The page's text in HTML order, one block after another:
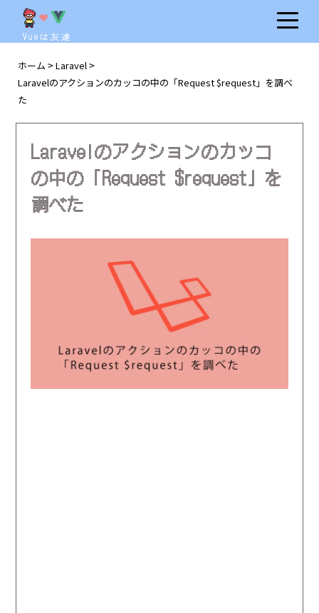
Vueは友達
ホーム > Laravel >
Laravelのアクションのカッコの中の「Request $request」を調べ
た
Laravelのアクションのカッコ
の中の「Request $request」を
調べた